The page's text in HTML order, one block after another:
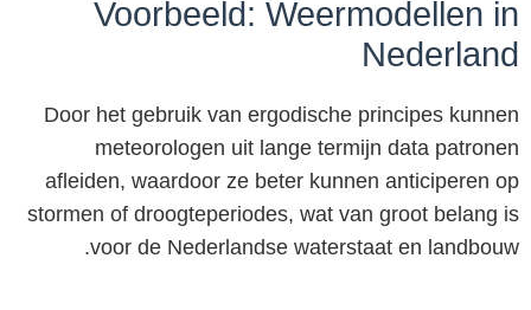
Voorbeeld: Weermodellen in
Nederland
Door het gebruik van ergodische principes kunnen
meteorologen uit lange termijn data patronen
afleiden, waardoor ze beter kunnen anticiperen op
stormen of droogteperiodes, wat van groot belang is
voor de Nederlandse waterstaat en landbouw.